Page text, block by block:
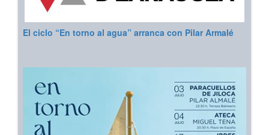
El ciclo “En torno al agua” arranca con Pilar Armalé